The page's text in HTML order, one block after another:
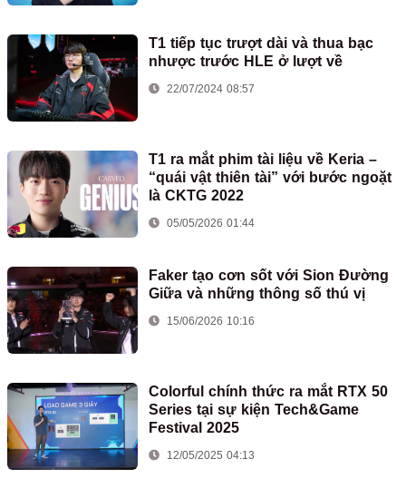
T1 tiếp tục trượt dài và thua bạc
nhược trước HLE ở lượt về
22/07/2024 08:57
T1 ra mắt phim tài liệu về Keria –
“quái vật thiên tài” với bước ngoặt
là CKTG 2022
05/05/2026 01:44
Faker tạo cơn sốt với Sion Đường
Giữa và những thông số thú vị
15/06/2026 10:16
Colorful chính thức ra mắt RTX 50
Series tại sự kiện Tech&Game
Festival 2025
12/05/2025 04:13